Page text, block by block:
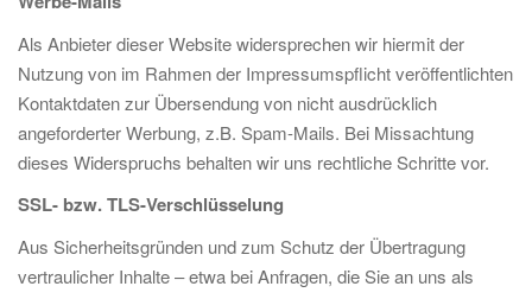
Als Anbieter dieser Website widersprechen wir hiermit der
Nutzung von im Rahmen der Impressumspflicht veröffentlichten
Kontaktdaten zur Übersendung von nicht ausdrücklich
angeforderter Werbung, z.B. Spam-Mails. Bei Missachtung
dieses Widerspruchs behalten wir uns rechtliche Schritte vor.
SSL- bzw. TLS-Verschlüsselung
Aus Sicherheitsgründen und zum Schutz der Übertragung
vertraulicher Inhalte – etwa bei Anfragen, die Sie an uns als